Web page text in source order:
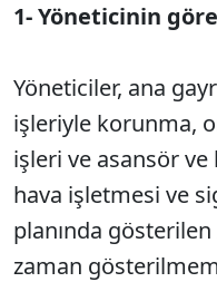
1- Yöneticinin
Yöneticiler, ana
işleriyle korunma,
işleri ve asansör ve
hava işletmesi ve
planında
zaman